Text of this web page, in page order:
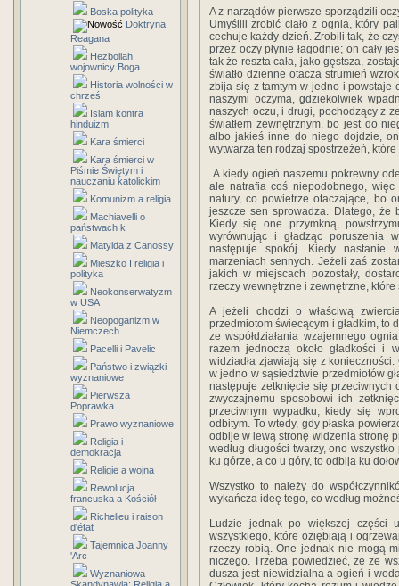
Boska polityka
Doktryna
Reagana
Hezbollah
wojownicy Boga
Historia wolności w
chrześ.
Islam kontra
hinduizm
Kara śmierci
Kara śmierci w
Piśmie Świętym i
nauczaniu katolickim
Komunizm a religia
Machiavelli o
państwach k
Matylda z Canossy
Mieszko I religia i
polityka
Neokonserwatyzm
w USA
Neopoganizm w
Niemczech
Pacelli i Pavelic
Państwo i związki
wyznaniowe
Pierwsza
Poprawka
Prawo wyznaniowe
Religia i
demokracja
Religie a wojna
Rewolucja
francuska a Kościół
Richelieu i raison
d'état
Tajemnica Joanny
'Arc
Wyznaniowa
A z narządów pierwsze sporządzili
Umyślili zrobić ciało z ognia, który
cechuje każdy dzień. Zrobili tak, że
przez oczy płynie łagodnie; on cały
tak że reszta cała, jako gęstsza,
światło dzienne otacza strumień
zbija się z tamtym w jedno i powstaje
naszymi oczyma, gdziekolwiek
naszych oczu, i drugi, pochodzący z
światłem zewnętrznym, bo jest do
albo jakieś inne do niego dojdzie,
wytwarza ten rodzaj spostrzeżeń,
A kiedy ogień naszemu pokrewny
ale natrafia coś niepodobnego,
natury, co powietrze otaczające, bo
jeszcze sen sprowadza. Dlatego, że
Kiedy się one przymkną,
wyrównując i gładząc poruszenia
następuje spokój. Kiedy nastanie
marzeniach sennych. Jeżeli zaś
jakich w miejscach pozostały,
rzeczy wewnętrzne i zewnętrzne,
A jeżeli chodzi o właściwą
przedmiotom świecącym i gładkim,
ze współdziałania wzajemnego
razem jednoczą około gładkości i
widziadła zjawiają się z
w jedno w sąsiedztwie przedmiotów
następuje zetknięcie się przeciwnych
zwyczajnemu sposobowi ich
przeciwnym wypadku, kiedy się
odbitym. To wtedy, gdy płaska
odbije w lewą stronę widzenia stronę
według długości twarzy, ono
ku górze, a co u góry, to odbija ku
Wszystko to należy do
wykańcza ideę tego, co według
Ludzie jednak po większej części
wszystkiego, które oziębiają i
rzeczy robią. One jednak nie mogą
niczego. Trzeba powiedzieć, że ze
dusza jest niewidzialna a ogień i